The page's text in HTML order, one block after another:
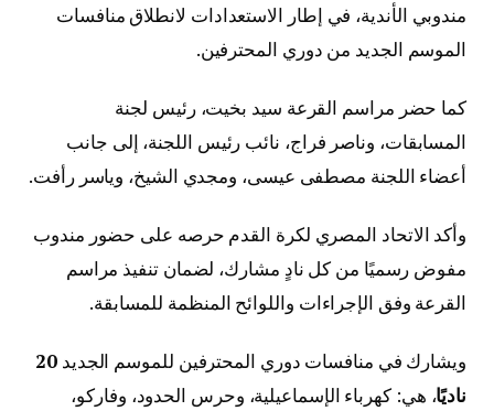
مندوبي الأندية، في إطار الاستعدادات لانطلاق منافسات
الموسم الجديد من دوري المحترفين.
كما حضر مراسم القرعة سيد بخيت، رئيس لجنة
المسابقات، وناصر فراج، نائب رئيس اللجنة، إلى جانب
أعضاء اللجنة مصطفى عيسى، ومجدي الشيخ، وياسر رأفت.
وأكد الاتحاد المصري لكرة القدم حرصه على حضور مندوب
مفوض رسميًا من كل نادٍ مشارك، لضمان تنفيذ مراسم
القرعة وفق الإجراءات واللوائح المنظمة للمسابقة.
ويشارك في منافسات دوري المحترفين للموسم الجديد20
ناديًا، هي: كهرباء الإسماعيلية، وحرس الحدود، وفاركو،